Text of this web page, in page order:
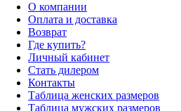
О компании
Оплата и доставка
Возврат
Где купить?
Личный кабинет
Стать дилером
Контакты
Таблица женских размеров
Таблица мужских размеров